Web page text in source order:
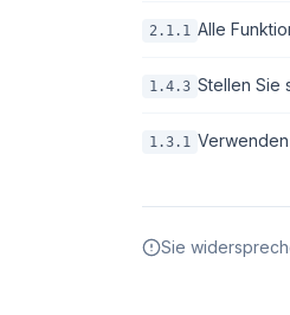
2.1.1 Alle
1.4.3 Stellen Sie
1.3.1
Sie